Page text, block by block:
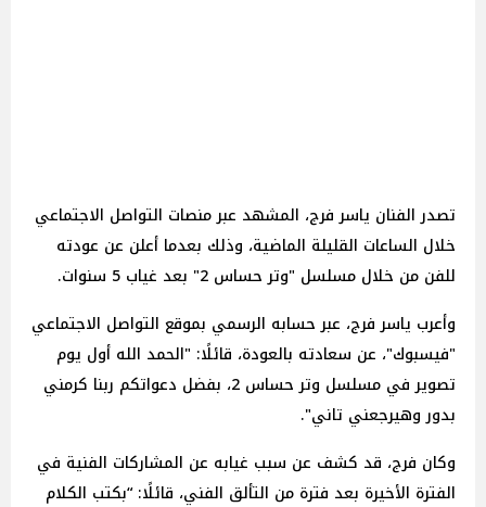
تصدر الفنان ياسر فرج، المشهد عبر منصات التواصل الاجتماعي
خلال الساعات القليلة الماضية، وذلك بعدما أعلن عن عودته
للفن من خلال مسلسل "وتر حساس 2" بعد غياب 5 سنوات.
وأعرب ياسر فرج، عبر حسابه الرسمي بموقع التواصل الاجتماعي
"فيسبوك"، عن سعادته بالعودة، قائلًا: "الحمد الله أول يوم
تصوير في مسلسل وتر حساس 2، بفضل دعواتكم ربنا كرمني
بدور وهيرجعني تاني".
وكان فرج، قد كشف عن سبب غيابه عن المشاركات الفنية في
الفترة الأخيرة بعد فترة من التألق الفني، قائلًا: “بكتب الكلام